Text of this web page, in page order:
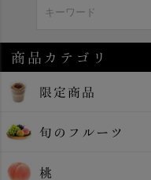
商品カテゴリ
限定商品
旬のフルーツ
桃